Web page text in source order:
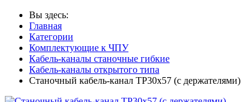
Вы здесь:
Главная
Категории
Комплектующие к ЧПУ
Кабель-каналы станочные гибкие
Кабель-каналы открытого типа
Станочный кабель-канал TP30x57 (с держателями)